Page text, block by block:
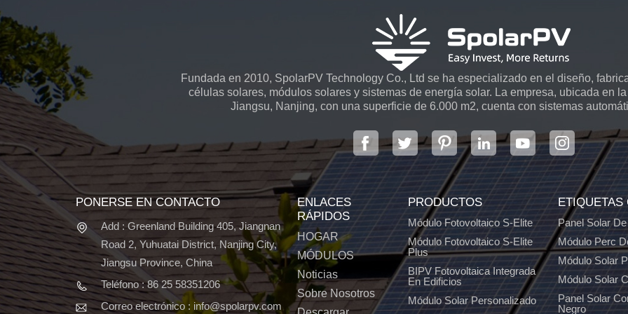
Fundada en 2010, SpolarPV Technology Co., Ltd se ha especializado en el diseño,
células solares, módulos solares y sistemas de energía solar. La empresa, ubicada en
Jiangsu, Nanjing, con una superficie de 6.000 m2, cuenta con sistemas
PONERSE EN CONTACTO
Add : Greenland Building 405, Jiangnan
Road 2, Yuhuatai District, Nanjing City,
Jiangsu Province, China
Teléfono : 86 25 58351206
Correo electrónico : info@spolarpv.com
ENLACES
RÁPIDOS
HOGAR
MÓDULOS
Noticias
Sobre Nosotros
PRODUCTOS
Módulo Fotovoltaico S-Elite
Módulo Fotovoltaico S-Elite
Plus
BIPV Fotovoltaica Integrada
En Edificios
Módulo Solar Personalizado
ETIQUETAS
Panel Solar
Módulo Perc
Módulo Solar
Módulo Solar
Panel Solar
Negro